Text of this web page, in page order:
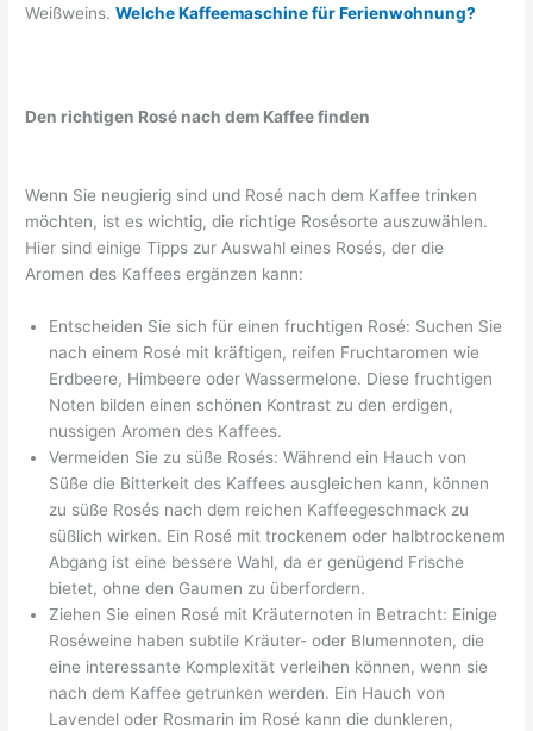
Weißweins.Welche Kaffeemaschine für Ferienwohnung?
Den richtigen Rosé nach dem Kaffee finden
Wenn Sie neugierig sind und Rosé nach dem Kaffee trinken
möchten, ist es wichtig, die richtige Rosésorte auszuwählen.
Hier sind einige Tipps zur Auswahl eines Rosés, der die
Aromen des Kaffees ergänzen kann:
Entscheiden Sie sich für einen fruchtigen Rosé: Suchen Sie
nach einem Rosé mit kräftigen, reifen Fruchtaromen wie
Erdbeere, Himbeere oder Wassermelone. Diese fruchtigen
Noten bilden einen schönen Kontrast zu den erdigen,
nussigen Aromen des Kaffees.
Vermeiden Sie zu süße Rosés: Während ein Hauch von
Süße die Bitterkeit des Kaffees ausgleichen kann, können
zu süße Rosés nach dem reichen Kaffeegeschmack zu
süßlich wirken. Ein Rosé mit trockenem oder halbtrockenem
Abgang ist eine bessere Wahl, da er genügend Frische
bietet, ohne den Gaumen zu überfordern.
Ziehen Sie einen Rosé mit Kräuternoten in Betracht: Einige
Roséweine haben subtile Kräuter- oder Blumennoten, die
eine interessante Komplexität verleihen können, wenn sie
nach dem Kaffee getrunken werden. Ein Hauch von
Lavendel oder Rosmarin im Rosé kann die dunkleren,